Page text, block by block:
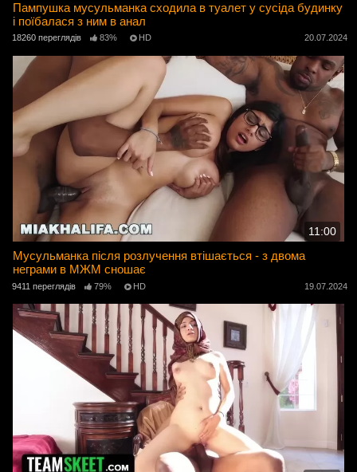
Пампушка мусульманка сходила в туалет у сусіда будинку
і поїбалася з ним в анал
18260 переглядів 83% HD 20.07.2024
11:00
Мусульманка після розлучення втішається - з двома
неграми в МЖМ сношає
9411 переглядів 79% HD 19.07.2024